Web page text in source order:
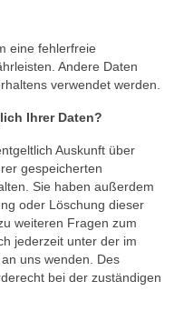
eine fehlerfreie
Andere Daten
verwendet werden.
Ihrer Daten?
Auskunft über
gespeicherten
Sie haben außerdem
oder Löschung dieser
weiteren Fragen zum
jederzeit unter der im
uns wenden. Des
bei der zuständigen